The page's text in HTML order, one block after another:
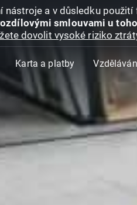
nástroje a v důsledku
smlouvami u
dovolit vysoké riziko
Karta a platby